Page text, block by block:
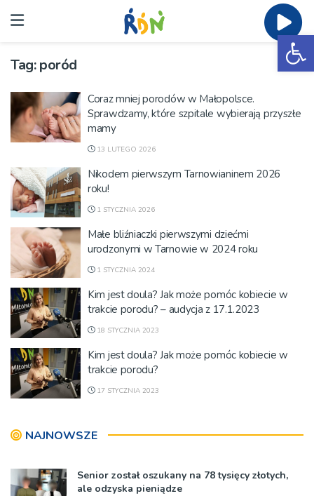
Tag:poród
Coraz mniej porodów w Małopolsce.
Sprawdzamy, które szpitale wybierają przyszłe
mamy
13 LUTEGO 2026
Nikodem pierwszym Tarnowianinem 2026
roku!
1 STYCZNIA 2026
Małe bliźniaczki pierwszymi dziećmi
urodzonymi w Tarnowie w 2024 roku
1 STYCZNIA 2024
Kim jest doula? Jak może pomóc kobiecie w
trakcie porodu? – audycja z 17.1.2023
18 STYCZNIA 2023
Kim jest doula? Jak może pomóc kobiecie w
trakcie porodu?
17 STYCZNIA 2023
NAJNOWSZE
Senior został oszukany na 78 tysięcy złotych,
ale odzyska pieniądze